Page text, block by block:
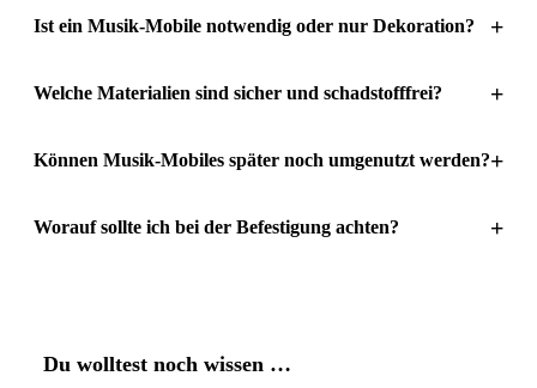
Ist ein Musik-Mobile notwendig oder nur Dekoration? +
Welche Materialien sind sicher und schadstofffrei? +
Können Musik-Mobiles später noch umgenutzt werden?+
Worauf sollte ich bei der Befestigung achten? +
Du wolltest noch wissen …